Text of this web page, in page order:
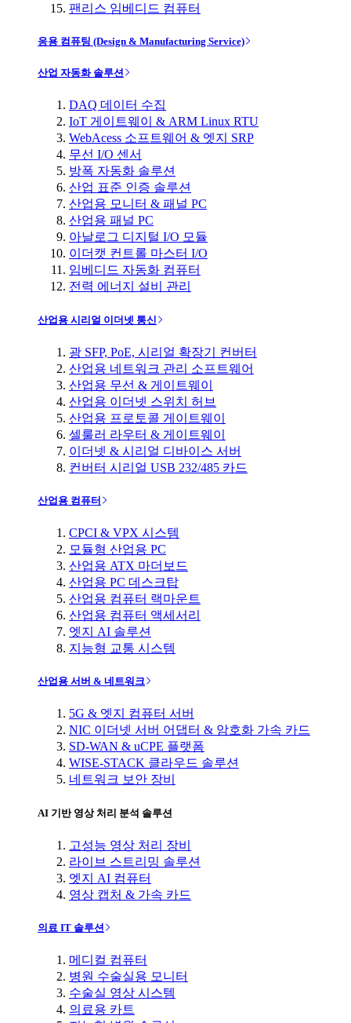
팬리스 임베디드 컴퓨터
응용 컴퓨팅 (Design & Manufacturing Service)
산업 자동화 솔루션
DAQ 데이터 수집
IoT 게이트웨이 & ARM Linux RTU
WebAcess 소프트웨어 & 엣지 SRP
무선 I/O 센서
방폭 자동화 솔루션
산업 표준 인증 솔루션
산업용 모니터 & 패널 PC
산업용 패널 PC
아날로그 디지털 I/O 모듈
이더캣 컨트롤 마스터 I/O
임베디드 자동화 컴퓨터
전력 에너지 설비 관리
산업용 시리얼 이더넷 통신
광 SFP, PoE, 시리얼 확장기 컨버터
산업용 네트워크 관리 소프트웨어
산업용 무선 & 게이트웨이
산업용 이더넷 스위치 허브
산업용 프로토콜 게이트웨이
셀룰러 라우터 & 게이트웨이
이더넷 & 시리얼 디바이스 서버
컨버터 시리얼 USB 232/485 카드
산업용 컴퓨터
CPCI & VPX 시스템
모듈형 산업용 PC
산업용 ATX 마더보드
산업용 PC 데스크탑
산업용 컴퓨터 랙마운트
산업용 컴퓨터 액세서리
엣지 AI 솔루션
지능형 교통 시스템
산업용 서버 & 네트워크
5G & 엣지 컴퓨터 서버
NIC 이더넷 서버 어댑터 & 암호화 가속 카드
SD-WAN & uCPE 플랫폼
WISE-STACK 클라우드 솔루션
네트워크 보안 장비
AI 기반 영상 처리 분석 솔루션
고성능 영상 처리 장비
라이브 스트리밍 솔루션
엣지 AI 컴퓨터
영상 캡처 & 가속 카드
의료 IT 솔루션
메디컬 컴퓨터
병원 수술실용 모니터
수술실 영상 시스템
의료용 카트